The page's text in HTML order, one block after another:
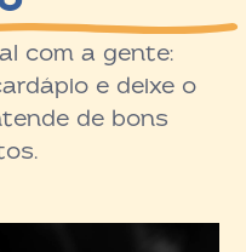
com a gente:
e deixe o
de bons